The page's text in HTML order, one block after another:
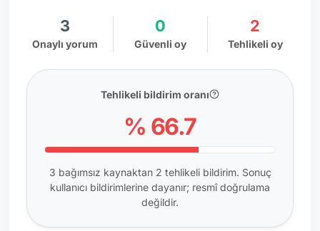
3
Onaylı yorum
0
Güvenli oy
2
Tehlikeli oy
Tehlikeli bildirim oranı
% 66.7
3 bağımsız kaynaktan 2 tehlikeli bildirim. Sonuç
kullanıcı bildirimlerine dayanır; resmî doğrulama
değildir.